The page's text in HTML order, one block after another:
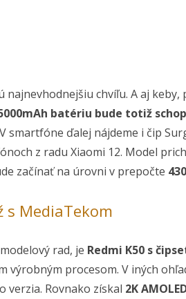
chvíľu. A aj keby,
batériu bude totiž
smartfóne ďalej nájdeme i čip
z radu Xiaomi 12. Model
začínať na úrovni v prepočte
s MediaTekom
rad, je Redmi K50 s
výrobným procesom. V iných
verzia. Rovnako získal 2K